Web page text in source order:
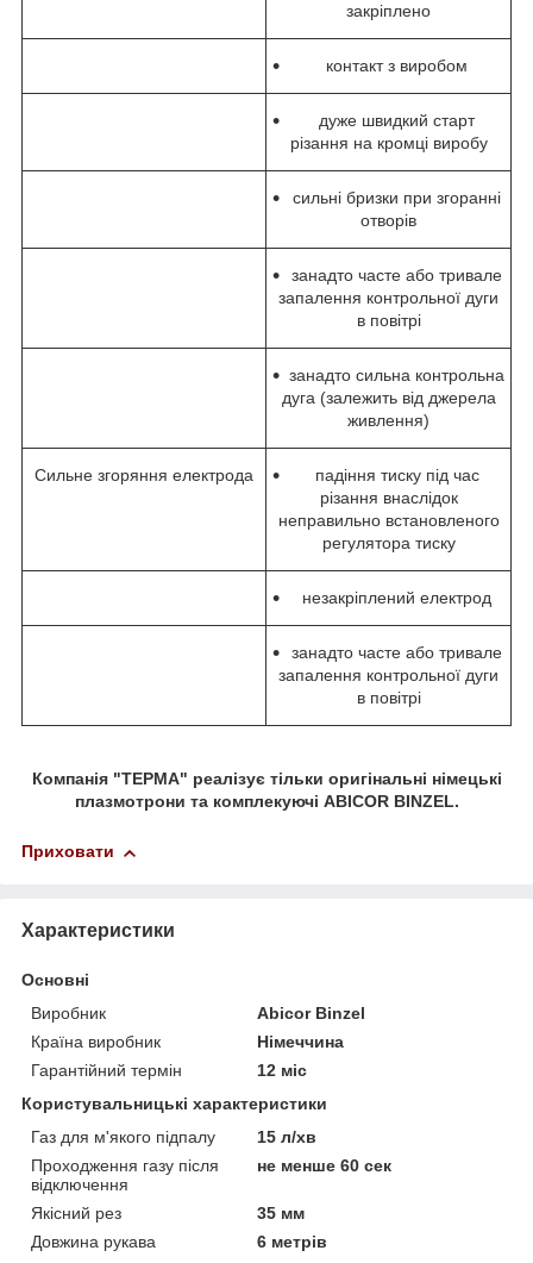
закріплено
контакт з виробом
дуже швидкий старт
різання на кромці виробу
сильні бризки при згоранні
отворів
занадто часте або тривале
запалення контрольної дуги
в повітрі
занадто сильна контрольна
дуга (залежить від джерела
живлення)
Сильне згоряння електрода
падіння тиску під час
різання внаслідок
неправильно встановленого
регулятора тиску
незакріплений електрод
занадто часте або тривале
запалення контрольної дуги
в повітрі
Компанія "ТЕРМА" реалізує тільки оригінальні німецькі
плазмотрони та комплекуючі ABICOR BINZEL.
Приховати
Характеристики
Основні
Виробник
Abicor Binzel
Країна виробник
Німеччина
Гарантійний термін
12 міс
Користувальницькі характеристики
Газ для м'якого підпалу
15 л/хв
Проходження газу після
відключення
не менше 60 сек
Якісний рез
35 мм
Довжина рукава
6 метрів